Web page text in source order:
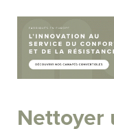
Nettoyer